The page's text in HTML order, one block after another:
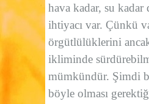
hava kadar, su kadar
ihtiyacı var. Çünkü
örgütlülüklerini
ikliminde
mümkündür. Şimdi
böyle olması